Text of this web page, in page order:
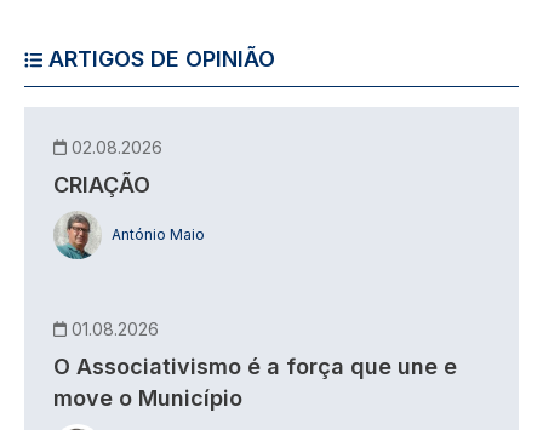
ARTIGOS DE OPINIÃO
02.08.2026
CRIAÇÃO
António Maio
01.08.2026
O Associativismo é a força que une e
move o Município